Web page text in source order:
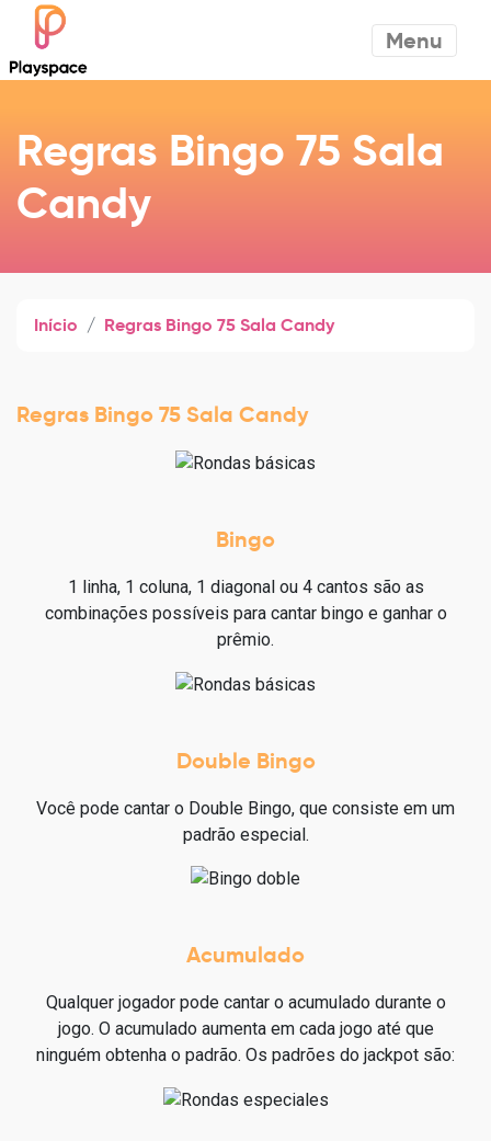
Menu
Regras Bingo 75 Sala
Candy
Início Regras Bingo 75 Sala Candy
Regras Bingo 75 Sala Candy
Bingo
1 linha, 1 coluna, 1 diagonal ou 4 cantos são as
combinações possíveis para cantar bingo e ganhar o
prêmio.
Double Bingo
Você pode cantar o Double Bingo, que consiste em um
padrão especial.
Acumulado
Qualquer jogador pode cantar o acumulado durante o
jogo. O acumulado aumenta em cada jogo até que
ninguém obtenha o padrão. Os padrões do jackpot são: